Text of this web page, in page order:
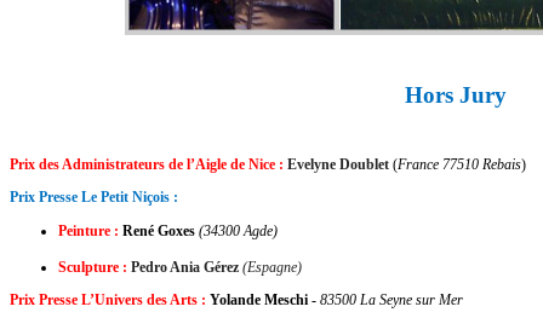
Hors Jury
Prix des Administrateurs de l’Aigle de Nice : Evelyne Doublet (France 77510 Rebais)
Prix Presse Le Petit Niçois :
Peinture : René Goxes (34300 Agde)
Sculpture : Pedro Ania Gérez (Espagne)
Prix Presse L’Univers des Arts : Yolande Meschi - 83500 La Seyne sur Mer